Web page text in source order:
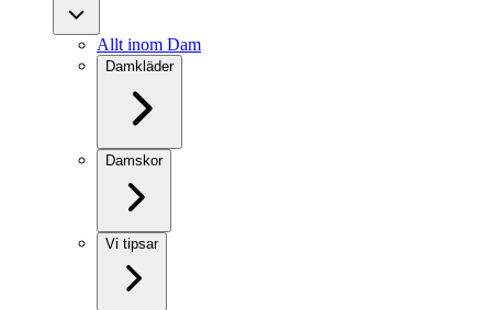
Allt inom Dam
Damkläder
Damskor
Vi tipsar